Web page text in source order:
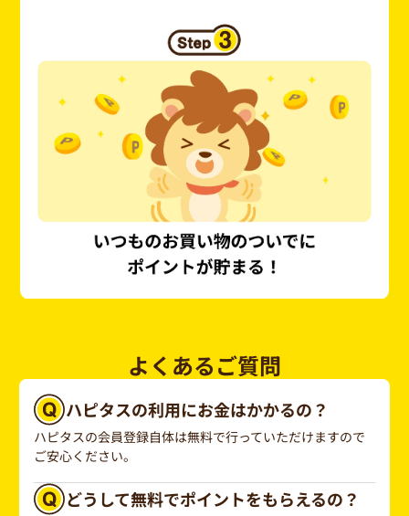
よくあるご質問
ハピタスの利用にお金はかかるの？
ハピタスの会員登録自体は無料で行っていただけますので
ご安心ください。
どうして無料でポイントをもらえるの？